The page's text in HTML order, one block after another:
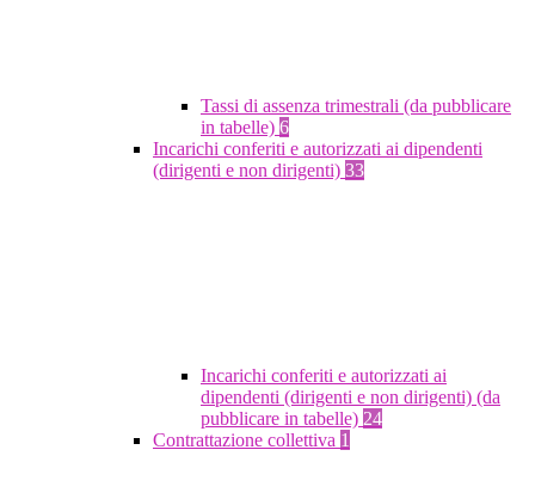
Tassi di assenza trimestrali (da pubblicare
in tabelle) 6
Incarichi conferiti e autorizzati ai dipendenti
(dirigenti e non dirigenti) 33
Incarichi conferiti e autorizzati ai
dipendenti (dirigenti e non dirigenti) (da
pubblicare in tabelle) 24
Contrattazione collettiva 1